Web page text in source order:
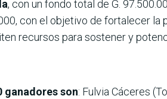
, con un fondo total de G.
con el objetivo de fortalecer
recursos para sostener y
ganadores son: Fulvia Cáceres